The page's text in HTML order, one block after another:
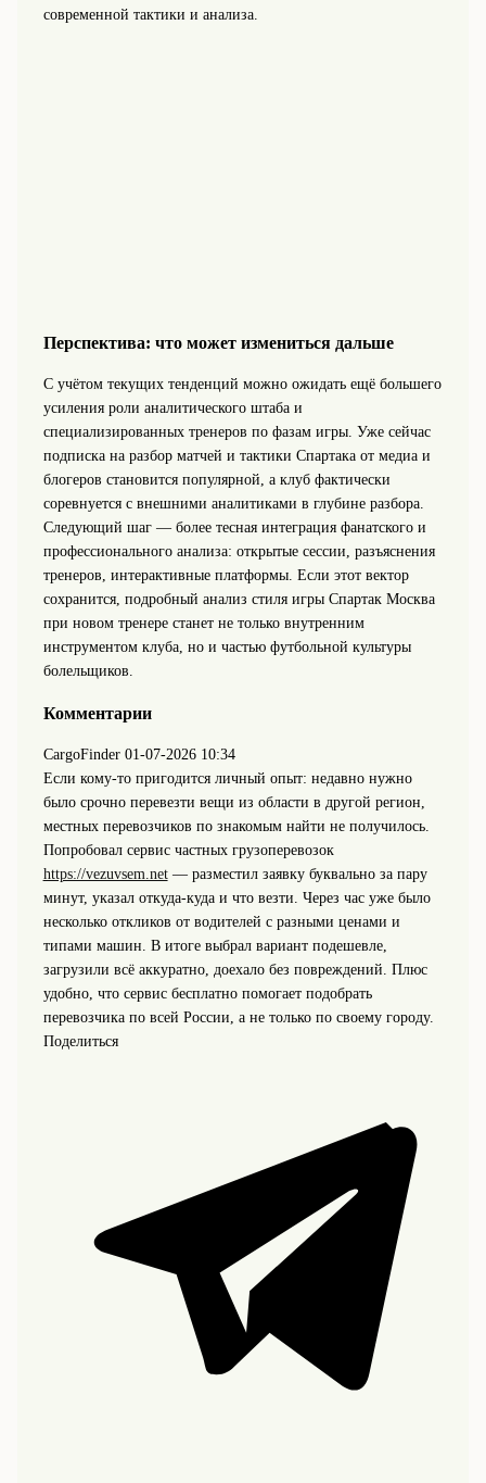
современной тактики и анализа.
Перспектива: что может измениться дальше
С учётом текущих тенденций можно ожидать ещё большего
усиления роли аналитического штаба и
специализированных тренеров по фазам игры. Уже сейчас
подписка на разбор матчей и тактики Спартака от медиа и
блогеров становится популярной, а клуб фактически
соревнуется с внешними аналитиками в глубине разбора.
Следующий шаг — более тесная интеграция фанатского и
профессионального анализа: открытые сессии, разъяснения
тренеров, интерактивные платформы. Если этот вектор
сохранится, подробный анализ стиля игры Спартак Москва
при новом тренере станет не только внутренним
инструментом клуба, но и частью футбольной культуры
болельщиков.
Комментарии
CargoFinder 01-07-2026 10:34
Если кому-то пригодится личный опыт: недавно нужно
было срочно перевезти вещи из области в другой регион,
местных перевозчиков по знакомым найти не получилось.
Попробовал сервис частных грузоперевозок
https://vezuvsem.net— разместил заявку буквально за пару
минут, указал откуда-куда и что везти. Через час уже было
несколько откликов от водителей с разными ценами и
типами машин. В итоге выбрал вариант подешевле,
загрузили всё аккуратно, доехало без повреждений. Плюс
удобно, что сервис бесплатно помогает подобрать
перевозчика по всей России, а не только по своему городу.
Поделиться